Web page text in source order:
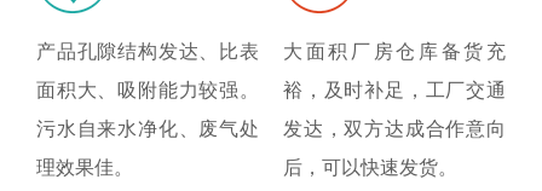
产品孔隙结构发达、比表
面积大、吸附能力较强。
污水自来水净化、废气处
理效果佳。
大面积厂房仓库备货充
裕，及时补足，工厂交通
发达，双方达成合作意向
后，可以快速发货。